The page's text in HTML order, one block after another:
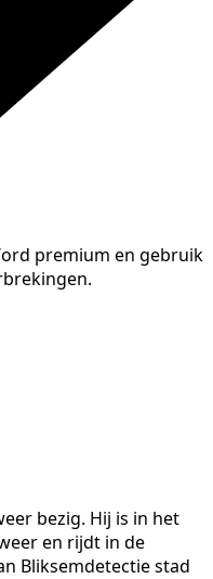
premium en gebruik
bezig. Hij is in het
en rijdt in de
Bliksemdetectie stad